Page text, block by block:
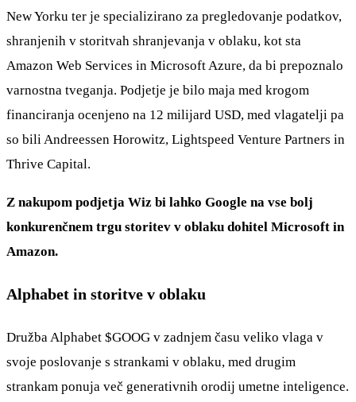
New Yorku ter je specializirano za pregledovanje podatkov,
shranjenih v storitvah shranjevanja v oblaku, kot sta
Amazon Web Services in Microsoft Azure, da bi prepoznalo
varnostna tveganja. Podjetje je bilo maja med krogom
financiranja ocenjeno na 12 milijard USD, med vlagatelji pa
so bili Andreessen Horowitz, Lightspeed Venture Partners in
Thrive Capital.
Z nakupom podjetja Wiz bi lahko Google na vse bolj
konkurenčnem trgu storitev v oblaku dohitel Microsoft in
Amazon.
Alphabet in storitve v oblaku
Družba Alphabet $GOOG v zadnjem času veliko vlaga v
svoje poslovanje s strankami v oblaku, med drugim
strankam ponuja več generativnih orodij umetne inteligence.